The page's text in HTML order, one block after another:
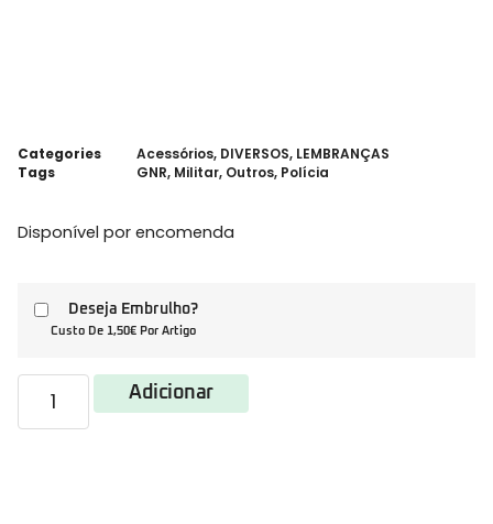
Categories Acessórios, DIVERSOS, LEMBRANÇAS
Tags
GNR, Militar, Outros, Polícia
Disponível por encomenda
Deseja Embrulho?
Custo De 1,50€ Por Artigo
Adicionar